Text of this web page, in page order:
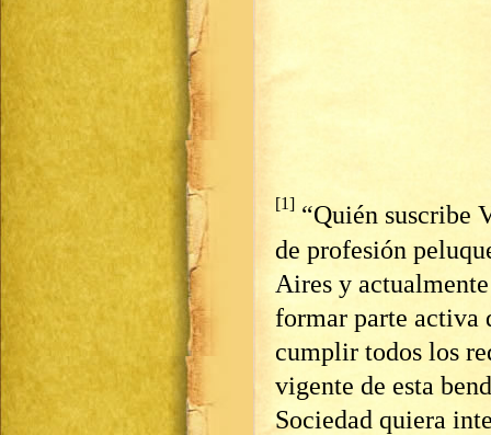
[1] “Quién suscribe
de profesión
Aires y
formar parte activa
cumplir todos los
vigente de esta
Sociedad quiera